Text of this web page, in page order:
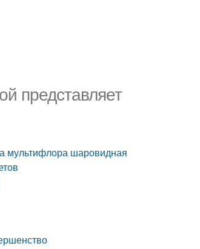
представляет
мультифлора шаровидная